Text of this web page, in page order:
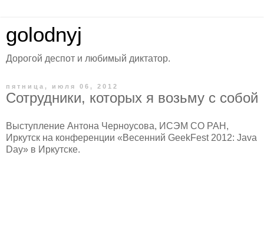
golodnyj
Дорогой деспот и любимый диктатор.
пятница, июля 06, 2012
Сотрудники, которых я возьму с собой
Выступление Антона Черноусова, ИСЭМ СО РАН,
Иркутск на конференции «Весенний GeekFest 2012: Java
Day» в Иркутске.